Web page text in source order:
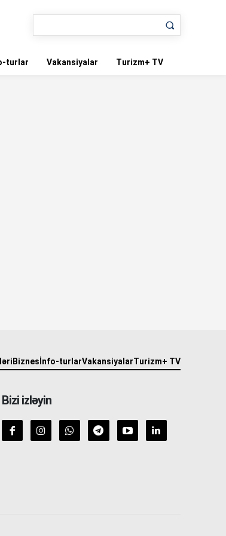
turlar Vakansiyalar Turizm+ TV
Biznes İnfo-turlarVakansiyalarTurizm+ TV
Bizi izləyin